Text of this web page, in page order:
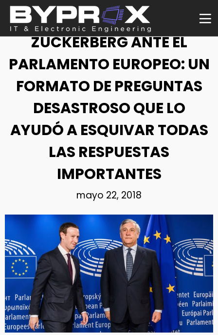
NOTICIA
ZUCKERBERG ANTE EL
PARLAMENTO EUROPEO: UN
FORMATO DE PREGUNTAS
DESASTROSO QUE LO
AYUDÓ A ESQUIVAR TODAS
LAS RESPUESTAS
IMPORTANTES
mayo 22, 2018